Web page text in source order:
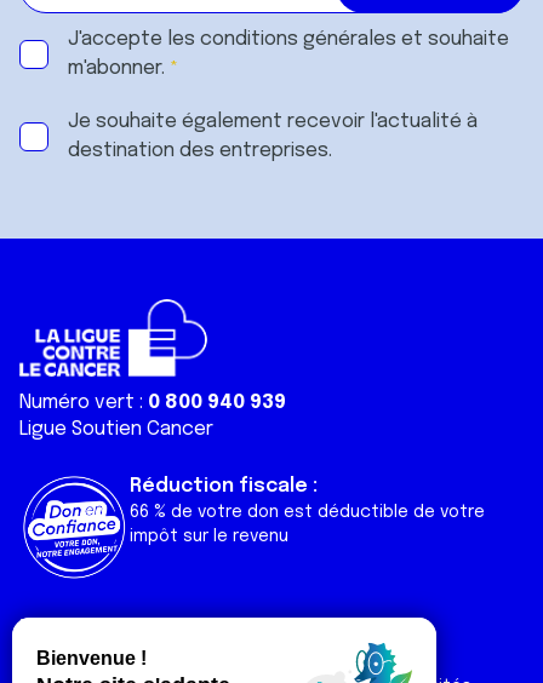
J'accepte les conditions générales et souhaite
m'abonner.
Je souhaite également recevoir l'actualité à
destination des entreprises.
Numéro vert : 0 800 940 939
Ligue Soutien Cancer
Réduction fiscale :
66 % de votre don est déductible de votre
impôt sur le revenu
Liens utiles
Nos actualités